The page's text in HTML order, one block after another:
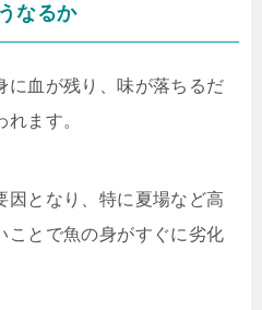
なるか
に血が残り、味が落ちるだ
ます。
因となり、特に夏場など高
ことで魚の身がすぐに劣化